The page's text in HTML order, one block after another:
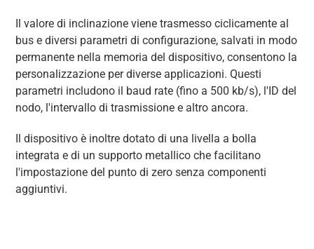
Il valore di inclinazione viene trasmesso ciclicamente al
bus e diversi parametri di configurazione, salvati in modo
permanente nella memoria del dispositivo, consentono la
personalizzazione per diverse applicazioni. Questi
parametri includono il baud rate (fino a 500 kb/s), l'ID del
nodo, l'intervallo di trasmissione e altro ancora.
Il dispositivo è inoltre dotato di una livella a bolla
integrata e di un supporto metallico che facilitano
l'impostazione del punto di zero senza componenti
aggiuntivi.